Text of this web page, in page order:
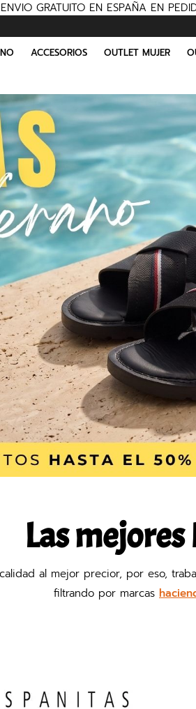
ENVIO GRATUITO EN ESPAÑA EN
ACCESORIOS OUTLET MUJER
Las mejores
al mejor precior, por eso,
filtrando por marcas